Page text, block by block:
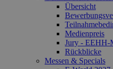
Übersicht
Medienpreis
Jury - EEHH-
Rückblicke
Messen & Specials